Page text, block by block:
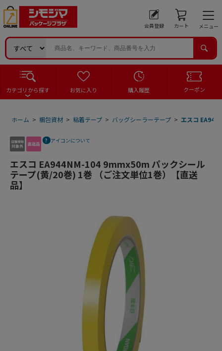
会員登録 カート メニュー
カテゴリから探す お気に入り 購入履歴 クーポン
ホーム > 梱包資材 > 粘着テープ > バッグシーラーテープ > エスコ
アイコンについて
エスコ EA944NM-104 9mmx50m パックシール
テープ(黄/20巻) 1巻 （ご注文単位1巻）【直送
品】